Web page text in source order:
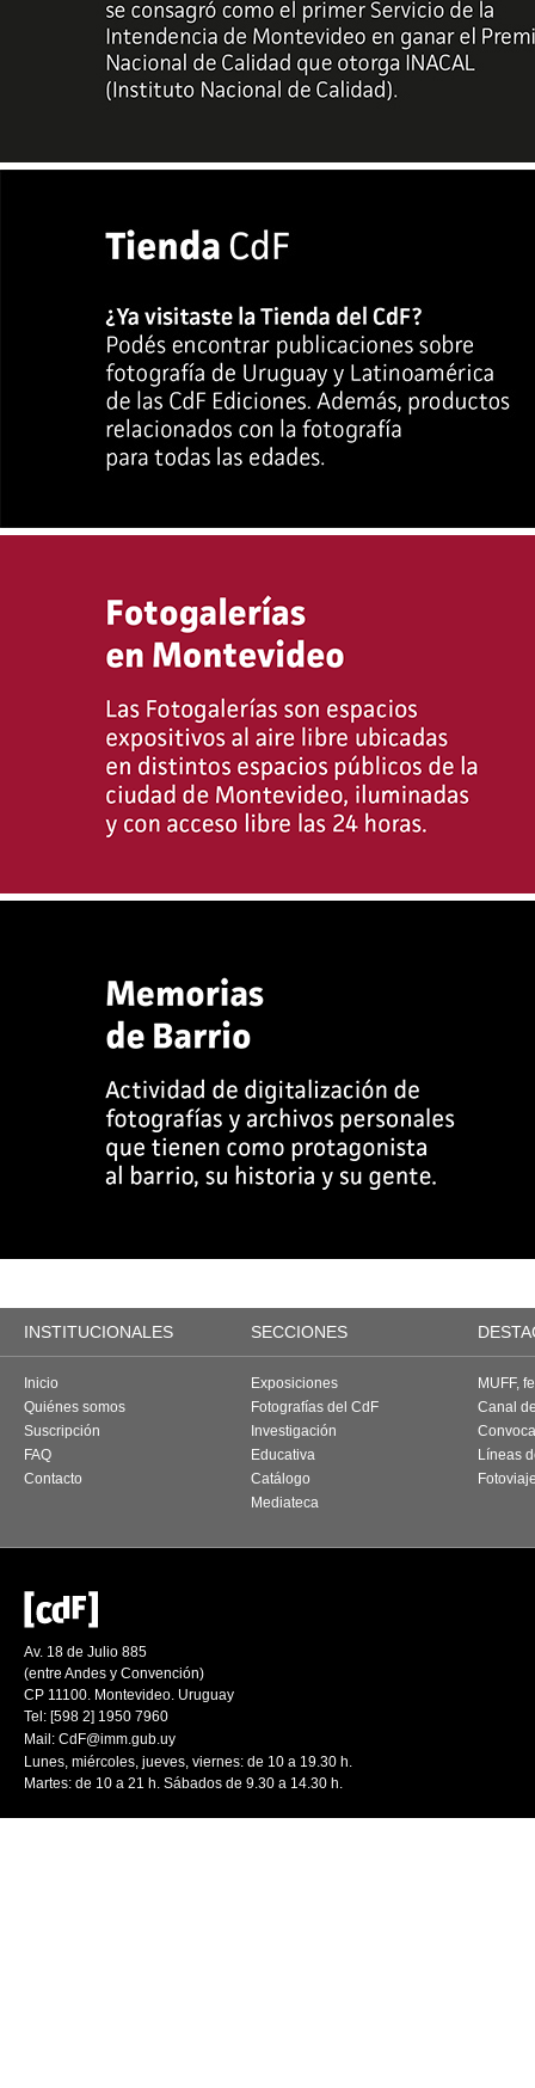
INSTITUCIONALES SECCIONES
Inicio
Quiénes somos
Suscripción
FAQ
Contacto
Exposiciones
Fotografías del CdF
Investigación
Educativa
Catálogo
Mediateca
MUFF,
Canal
Líneas
Av. 18 de Julio 885
(entre Andes y Convención)
CP 11100. Montevideo. Uruguay
Tel: [598 2] 1950 7960
Mail: CdF@imm.gub.uy
Lunes, miércoles, jueves, viernes: de 10 a 19.30 h.
Martes: de 10 a 21 h. Sábados de 9.30 a 14.30 h.